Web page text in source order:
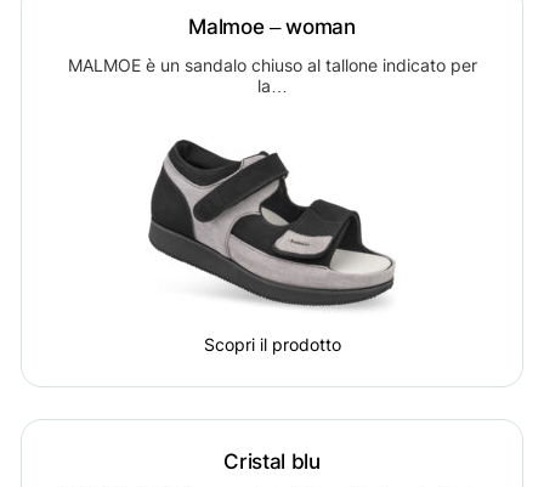
Malmoe – woman
MALMOE è un sandalo chiuso al tallone indicato per
la…
Scopri il prodotto
Cristal blu